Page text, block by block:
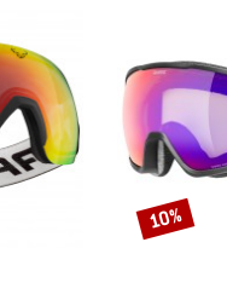
Rabat
10%